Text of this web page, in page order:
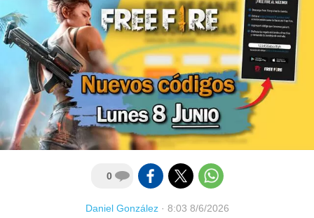
0
Daniel González· 8:03 8/6/2026